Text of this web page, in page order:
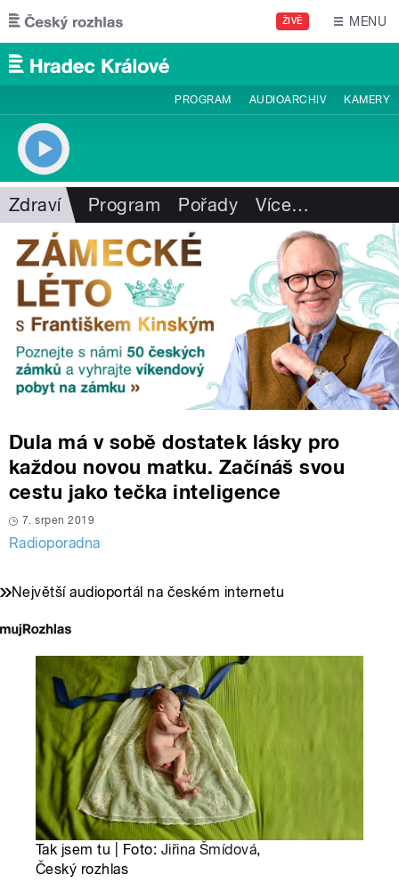
Přejít k hlavnímu obsahu
ŽIVĚ MENU
PROGRAM AUDIOARCHIV KAMERY
Zdraví Program Pořady Více…
Dula má v sobě dostatek lásky pro
každou novou matku. Začínáš svou
cestu jako tečka inteligence
7. srpen 2019
Radioporadna
Největší audioportál na českém internetu
Tak jsem tu | Foto: Jiřina Šmídová,
Český rozhlas